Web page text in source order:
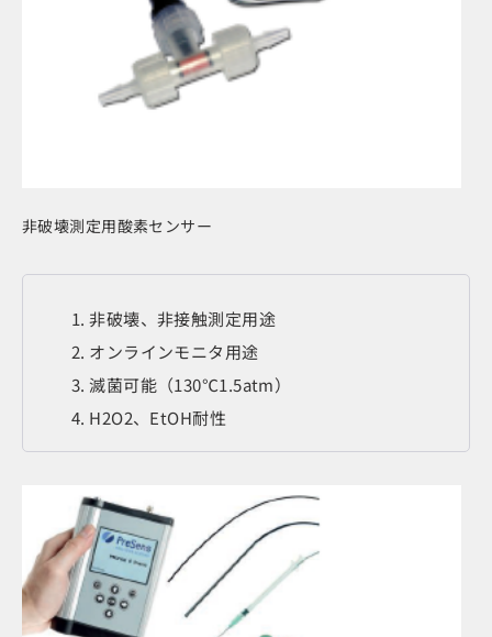
非破壊測定用酸素センサー
非破壊、非接触測定用途
オンラインモニタ用途
滅菌可能（130℃1.5atm）
H2O2、EtOH耐性